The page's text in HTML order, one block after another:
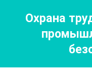
Охрана